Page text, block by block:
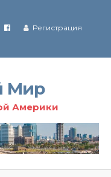
Иране Регистрация
Мир
Америки